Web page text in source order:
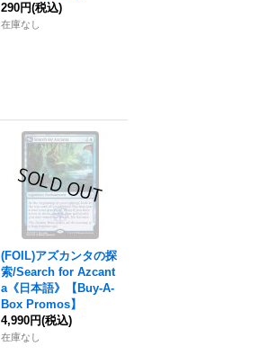
290円(税込)
在庫なし
(FOIL)アズカンタの探
索/Search for Azcant
a《日本語》【Buy-A-
Box Promos】
4,990円(税込)
在庫なし